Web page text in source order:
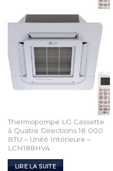
Thermopompe LG Cassette
à Quatre Directions 18 000
BTU – Unité Intérieure –
LCN188HV4
LIRE LA SUITE